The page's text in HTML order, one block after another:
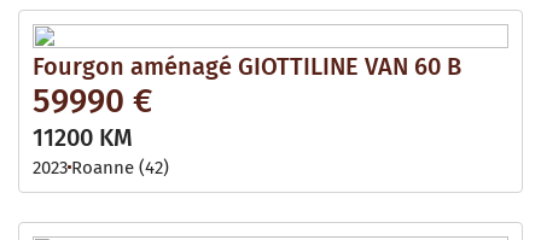
Fourgon aménagé GIOTTILINE VAN 60 B
59990 €
11200 KM
2023 Roanne (42)